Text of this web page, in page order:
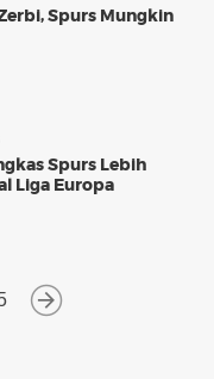
Spurs Mungkin
Spurs Lebih
Liga Europa